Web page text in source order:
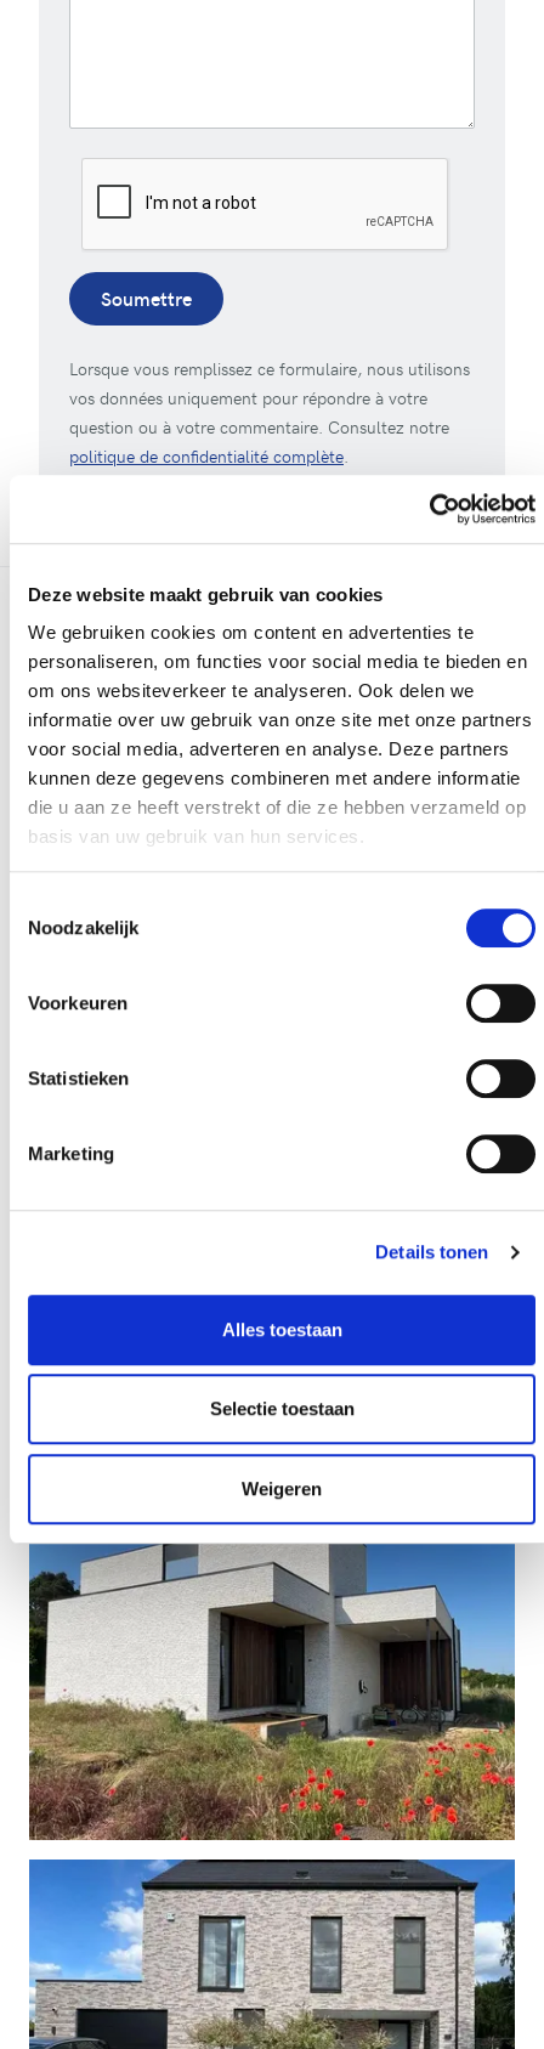
Deze website maakt gebruik van cookies
We gebruiken cookies om content en advertenties te
personaliseren, om functies voor social media te bieden en
om ons websiteverkeer te analyseren. Ook delen we
informatie over uw gebruik van onze site met onze partners
voor social media, adverteren en analyse. Deze partners
kunnen deze gegevens combineren met andere informatie
die u aan ze heeft verstrekt of die ze hebben verzameld op
basis van uw gebruik van hun services.
Noodzakelijk
Voorkeuren
Statistieken
Marketing
Details tonen
Alles toestaan
Selectie toestaan
Weigeren
Soumettre
Lorsque vous remplissez ce formulaire, nous utilisons
vos données uniquement pour répondre à votre
question ou à votre commentaire. Consultez notre
politique de confidentialité complète.
Plus de réalisations